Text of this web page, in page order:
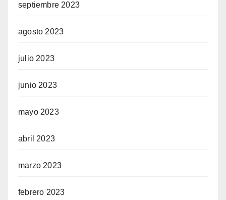
septiembre 2023
agosto 2023
julio 2023
junio 2023
mayo 2023
abril 2023
marzo 2023
febrero 2023